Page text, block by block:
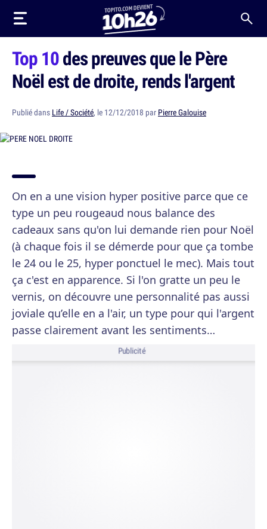
Top 10des preuves que le Père
Noël est de droite, rends l'argent
Publié dans Life / Société, le 12/12/2018 par Pierre Galouise
On en a une vision hyper positive parce que ce
type un peu rougeaud nous balance des
cadeaux sans qu'on lui demande rien pour Noël
(à chaque fois il se démerde pour que ça tombe
le 24 ou le 25, hyper ponctuel le mec). Mais tout
ça c'est en apparence. Si l'on gratte un peu le
vernis, on découvre une personnalité pas aussi
joviale qu’elle en a l'air, un type pour qui l'argent
passe clairement avant les sentiments…
Publicité